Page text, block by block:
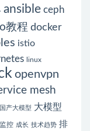
ansible ceph
教程 docker
istio
linux
openvpn
mesh
国产大模型 大模型
控 成长 技术趋势 排